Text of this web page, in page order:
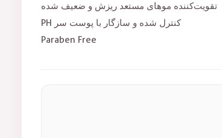
تقویت‌کننده موهای مستعد ریزش و ضعیف شده
PH کنترل شده و سازگار با پوست سر
Paraben Free